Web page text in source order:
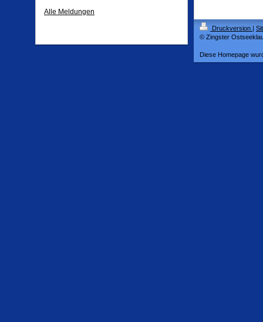
Alle Meldungen
Druckversion |
© Zingster
Diese Homepage